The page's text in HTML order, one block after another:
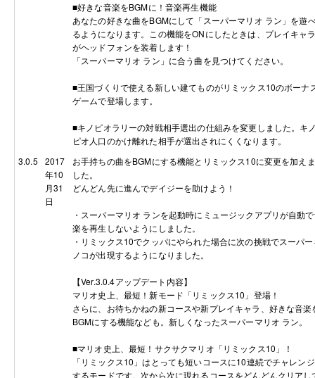
■好きな音楽をBGMに！音楽再生機能
あなたの好きな曲をBGMにして「スーパーマリオ ラン」を遊
るようになります。この機能をONにしたときは、プレイキャ
がヘッドフォンを装着します！
「スーパーマリオ ラン」に合う曲を見つけてください。
■王国づくりで使える新しい建てものがリミックス10のボーナ
ゲームで登場します。
■キノピオラリーの対戦相手選出の仕組みを変更しました。キ
ピオ人口のかけ離れた相手が選出されにくくなります。
3.0.5
2017
年10
月31
日
お手持ちの曲をBGMにする機能とリミックス10に変更を加えま
した。
どんどん先に進んでデイジーを助けよう！
・スーパーマリオ ランを起動時にミュージックアプリが自動
楽を再生しないようにしました。
・リミックス10でクッパにやられた場合に次の挑戦でスーパ
ノコが出現するようになりました。
【Ver.3.0.4アップデート内容】
マリオ史上、最短！新モード「リミックス10」登場！
さらに、お待ちかねの新コースや新プレイキャラ、好きな音楽
BGMにする機能なども。新しくなったスーパーマリオ ラン。
■マリオ史上、最短！サクサクマリオ「リミックス10」！
「リミックス10」はとっても短いコースに10連続でチャレンジ
するモードです。次から次に現れるコースをどんどんクリアし